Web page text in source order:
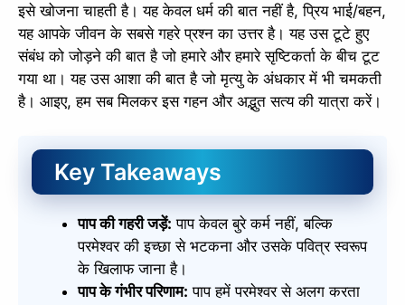
इसे खोजना चाहती है। यह केवल धर्म की बात नहीं है, प्रिय भाई/बहन,
यह आपके जीवन के सबसे गहरे प्रश्न का उत्तर है। यह उस टूटे हुए
संबंध को जोड़ने की बात है जो हमारे और हमारे सृष्टिकर्ता के बीच टूट
गया था। यह उस आशा की बात है जो मृत्यु के अंधकार में भी चमकती
है। आइए, हम सब मिलकर इस गहन और अद्भुत सत्य की यात्रा करें।
Key Takeaways
पाप की गहरी जड़ें: पाप केवल बुरे कर्म नहीं, बल्कि
परमेश्वर की इच्छा से भटकना और उसके पवित्र स्वरूप
के खिलाफ जाना है।
पाप के गंभीर परिणाम: पाप हमें परमेश्वर से अलग करता